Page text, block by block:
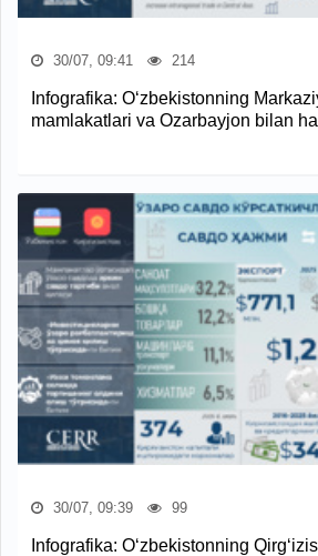
30/07, 09:41 214
Infografika: O‘zbekistonning
mamlakatlari va Ozarbayjon bilan
30/07, 09:39 99
Infografika: O‘zbekistonning